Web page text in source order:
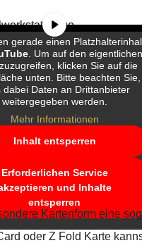
Z Fold Card
gerade einen
. Um auf den eigentlichen
klicken Sie auf die
unten. Bitte beachten Sie,
dabei Daten an Drittanbieter
weitergegeben werden.
Mehr Informationen
Inhalt entsperren
Erforderlichen Service
und Inhalte
entsperren
Kartenform eine
oder Z Fold Karte